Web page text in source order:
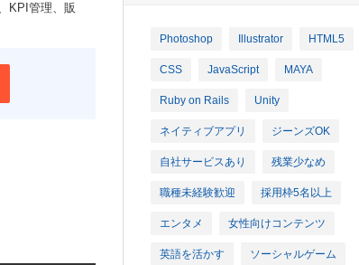
KPI管理、販
Photoshop Illustrator HTML5
CSS JavaScript MAYA
Ruby on Rails Unity
ネイティブアプリ ジーンズOK
自社サービスあり 残業少なめ
職種未経験歓迎 採用枠5名以上
エンタメ 女性向けコンテンツ
英語を活かす ソーシャルゲーム